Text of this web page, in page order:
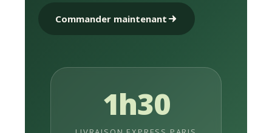
Commander maintenant
1h30